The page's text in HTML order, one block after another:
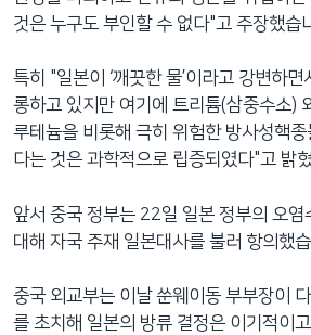
것은 누구도 부인할 수 없다"고 주장했습
특히 "일본이 ‘깨끗한 물’이라고 강변하
롱하고 있지만 여기에 트리튬(삼중수소)
루테늄을 비롯해 극히 위험한 방사성핵
다는 것은 과학적으로 립증되였다"고 밝
앞서 중국 정부는 22일 일본 정부의 오염
대해 자국 주재 일본대사를 불러 항의했
중국 외교부는 이날 쑨웨이동 부부장이
를 초치해 일본의 방류 결정은 이기적이